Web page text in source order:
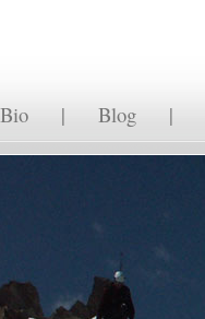
Bio | Blog |